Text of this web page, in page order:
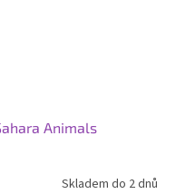
Animals
Skladem do 2 dnů